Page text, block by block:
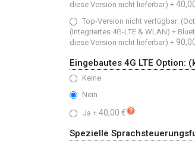
diese Version nicht lieferbar) +
Top‑Version nicht verfügbar:
(Integriertes 4G-LTE & WLAN) +
diese Version nicht lieferbar) +
Eingebautes 4G LTE
Keine
Nein
Ja +40,00 €
Spezielle